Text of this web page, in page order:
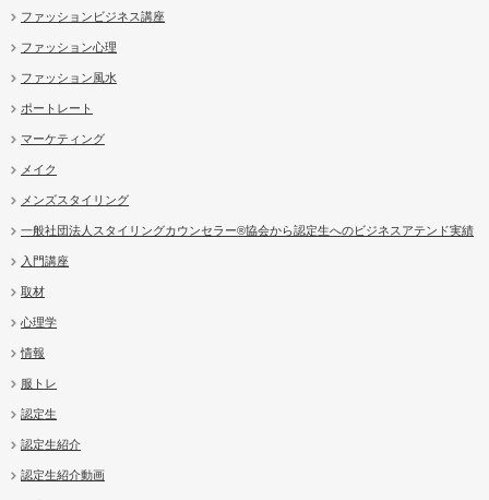
ファッションビジネス講座
ファッション心理
ファッション風水
ポートレート
マーケティング
メイク
メンズスタイリング
一般社団法人スタイリングカウンセラー®協会から認定生へのビジネスアテンド実績
入門講座
取材
心理学
情報
服トレ
認定生
認定生紹介
認定生紹介動画